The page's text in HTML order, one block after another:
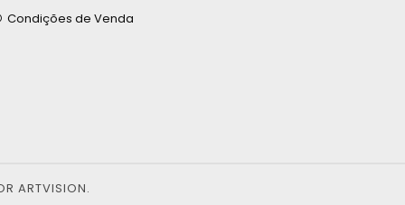
Condições de Venda
ARTVISION.